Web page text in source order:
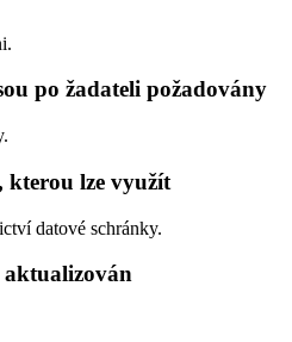
po žadateli požadovány
kterou lze využít
datové schránky.
aktualizován